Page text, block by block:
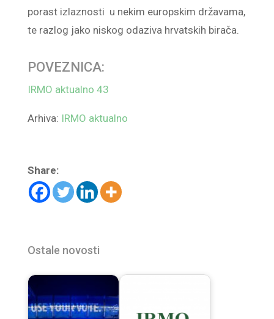
porast izlaznosti u nekim europskim državama,
te razlog jako niskog odaziva hrvatskih birača.
POVEZNICA:
IRMO aktualno 43
Arhiva: IRMO aktualno
Share:
Ostale novosti